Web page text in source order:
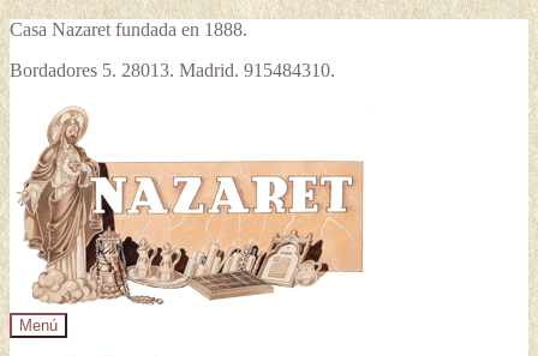
Casa Nazaret fundada en 1888.
Bordadores 5. 28013. Madrid. 915484310.
la
navegación
contenido
Menú